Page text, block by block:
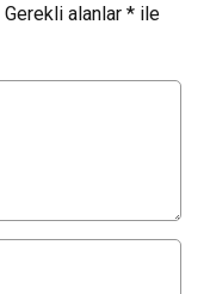
Gerekli alanlar * ile